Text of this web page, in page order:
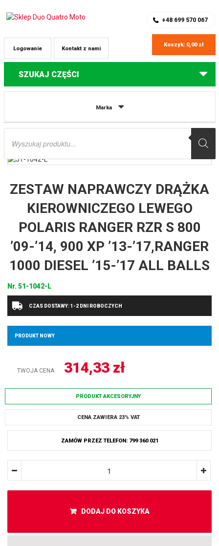
+48 699 570 067
Kontakt z nami
Logowanie
Koszyk: 0,00 zł
SZUKAJ CZĘŚCI
Marka
Wyszukiwarka
Części do quadów Polaris
XP ’13-’17,RANGER 1000 DIESEL ’15-’17 ALL BALLS
ZESTAW NAPRAWCZY DRĄŻKA
KIEROWNICZEGO LEWEGO
POLARIS RANGER RZR S 800
’09-’14, 900 XP ’13-’17,RANGER
1000 DIESEL ’15-’17 ALL BALLS
Nr.51-1042-L
CZAS DOSTAWY: 1-2 DNI ROBOCZYCH
PRODUKT NOWY
TWOJA CENA 314,33 zł
PRODUKT AKCESORYJNY
CENA ZAWIERA 23% VAT
ZAMÓW PRZEZ TELEFON: 799 360 021
DODAJ DO KOSZYKA